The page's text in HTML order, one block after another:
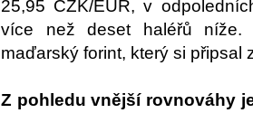
25,95 CZK/EUR, v
více než deset haléřů níže.
maďarský forint, který si připsal
Z pohledu vnější rovnováhy